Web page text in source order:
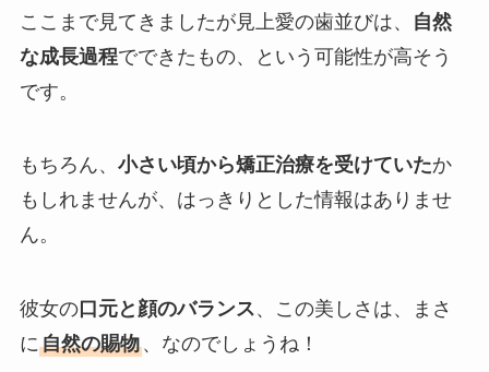
ここまで見てきましたが見上愛の歯並びは、
自然
な成長過程でできたもの、という可能性が高そう
です。
もちろん、 小さい頃から矯正治療を受けていたか
もしれませんが、はっきりとした情報はありませ
ん。
彼女の口元と顔のバランス、この美しさは、まさ
に自然の賜物、なのでしょうね！